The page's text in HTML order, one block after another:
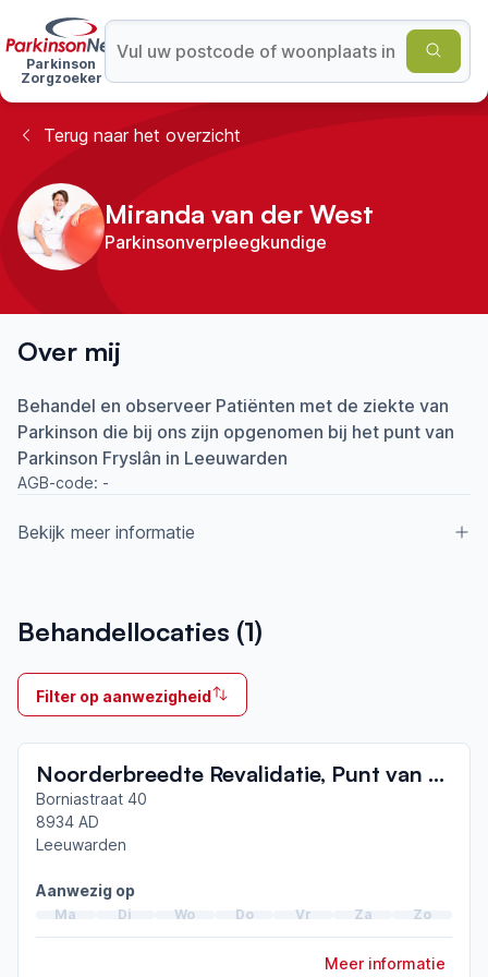
Parkinson
Zorgzoeker
Terug naar het overzicht
Miranda van der West
Parkinsonverpleegkundige
Over mij
Behandel en observeer Patiënten met de ziekte van
Parkinson die bij ons zijn opgenomen bij het punt van
Parkinson Fryslân in Leeuwarden
AGB-code: -
Bekijk meer informatie
2021
Ik behandel
Op locatie
netwerk
Friesland
Afgeronde ParkinsonNet-scholingen
ParkinsonNet congres 2025
ParkinsonNet congres 2023
Opleiding tot parkinsonverpleegkundige
Behandellocaties (1)
Filter op aanwezigheid
Noorderbreedte Revalidatie, Punt van Parkinson Fryslân
Borniastraat 40
8934 AD
Leeuwarden
Aanwezig op
Ma Di Wo Do Vr Za Zo
Meer informatie